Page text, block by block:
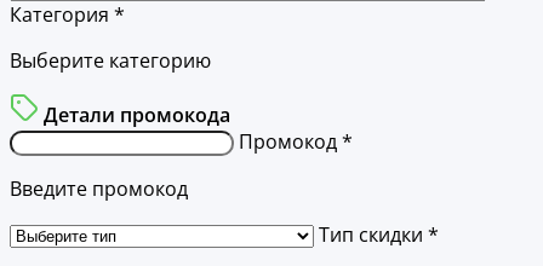
Категория *
Выберите категорию
Детали промокода
Промокод *
Введите промокод
Тип скидки *